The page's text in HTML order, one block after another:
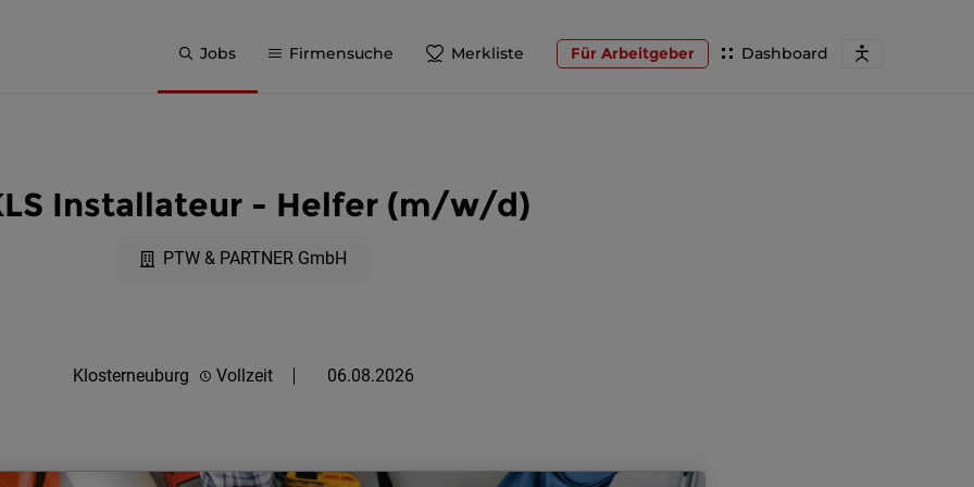
Jobs Firmensuche Merkliste Dashboard
Für Arbeitgeber
Installateur - Helfer (m/w/d)
PTW & PARTNER GmbH
Klosterneuburg Vollzeit 06.08.2026